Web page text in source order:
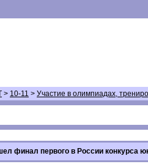
> 10-11 > Участие в олимпиадах,
финал первого в России